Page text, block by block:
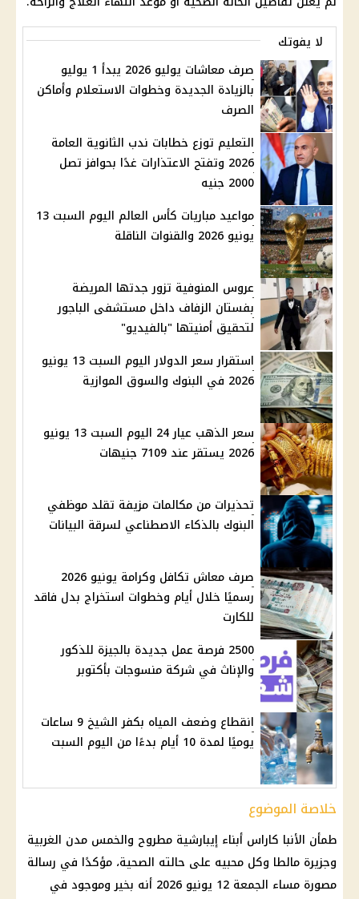
لا يفوتك
صرف معاشات يوليو 2026 يبدأ 1 يوليو
بالزيادة الجديدة وخطوات الاستعلام وأماكن
الصرف
التعليم توزع خطابات ندب الثانوية العامة
2026 وتفتح الاعتذارات غدًا بحوافز تصل
2000 جنيه
مواعيد مباريات كأس العالم اليوم السبت 13
يونيو 2026 والقنوات الناقلة
عروس المنوفية تزور جدتها المريضة
بفستان الزفاف داخل مستشفى الباجور
لتحقيق أمنيتها "بالفيديو"
استقرار سعر الدولار اليوم السبت 13 يونيو
2026 في البنوك والسوق الموازية
سعر الذهب عيار 24 اليوم السبت 13 يونيو
2026 يستقر عند 7109 جنيهات
تحذيرات من مكالمات مزيفة تقلد موظفي
البنوك بالذكاء الاصطناعي لسرقة البيانات
صرف معاش تكافل وكرامة يونيو 2026
رسميًا خلال أيام وخطوات استخراج بدل فاقد
للكارت
2500 فرصة عمل جديدة بالجيزة للذكور
والإناث في شركة منسوجات بأكتوبر
انقطاع وضعف المياه بكفر الشيخ 9 ساعات
يوميًا لمدة 10 أيام بدءًا من اليوم السبت
خلاصة الموضوع
طمأن الأنبا كاراس أبناء إيبارشية مطروح والخمس مدن الغربية
وجزيرة مالطا وكل محبيه على حالته الصحية، مؤكدًا في رسالة
مصورة مساء الجمعة 12 يونيو 2026 أنه بخير وموجود في